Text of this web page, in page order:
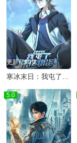
更新至99集
5.0